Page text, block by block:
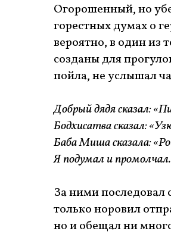
Огорошенный, но
горестных думах о
вероятно, в один из
созданы для
пойла, не услышал
Добрый дядя сказал:
Бодхисатва сказал:
Баба Миша сказала:
Я подумал и промолчал.
За ними последовал
только норовил
но и обещал ни